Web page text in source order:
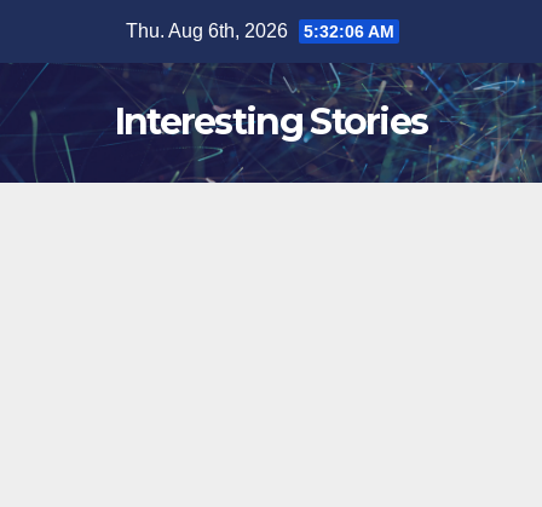
content
Thu. Aug 6th, 2026 5:32:07 AM
Interesting Stories